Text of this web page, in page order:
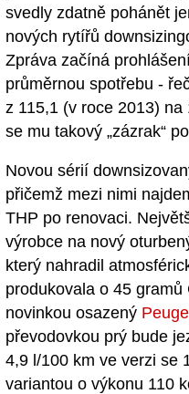
svedly zdatně pohánět
nových rytířů
Zpráva začíná
průměrnou spotřebu -
z 115,1 (v roce 2013)
se mu takový „zázrak“
Novou sérií
přičemž mezi nimi
THP po renovaci.
výrobce na nový
který nahradil
produkovala o 45
novinkou osazený
převodovkou prý bude
4,9 l/100 km ve verzi se
variantou o výkonu 110